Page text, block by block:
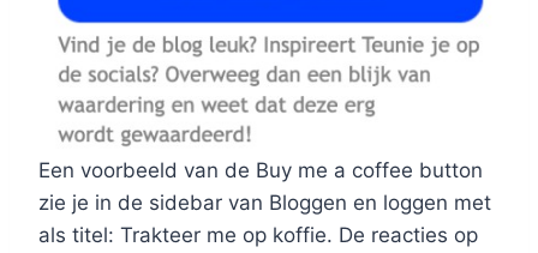
Een voorbeeld van de Buy me a coffee button
zie je in de sidebar van Bloggen en loggen met
als titel: Trakteer me op koffie. De reacties op